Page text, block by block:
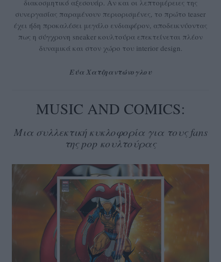
διακοσμητικό αξεσουάρ. Αν και οι λεπτομέρειες της
συνεργασίας παραμένουν περιορισμένες, το πρώτο teaser
έχει ήδη προκαλέσει μεγάλο ενδιαφέρον, αποδεικνύοντας
πως η σύγχρονη sneaker κουλτούρα επεκτείνεται πλέον
δυναμικά και στον χώρο του interior design.
Εύα Χατζηαντώνογλου
MUSIC AND COMICS:
Μια συλλεκτική κυκλοφορία για τους fans
της pop κουλτούρας